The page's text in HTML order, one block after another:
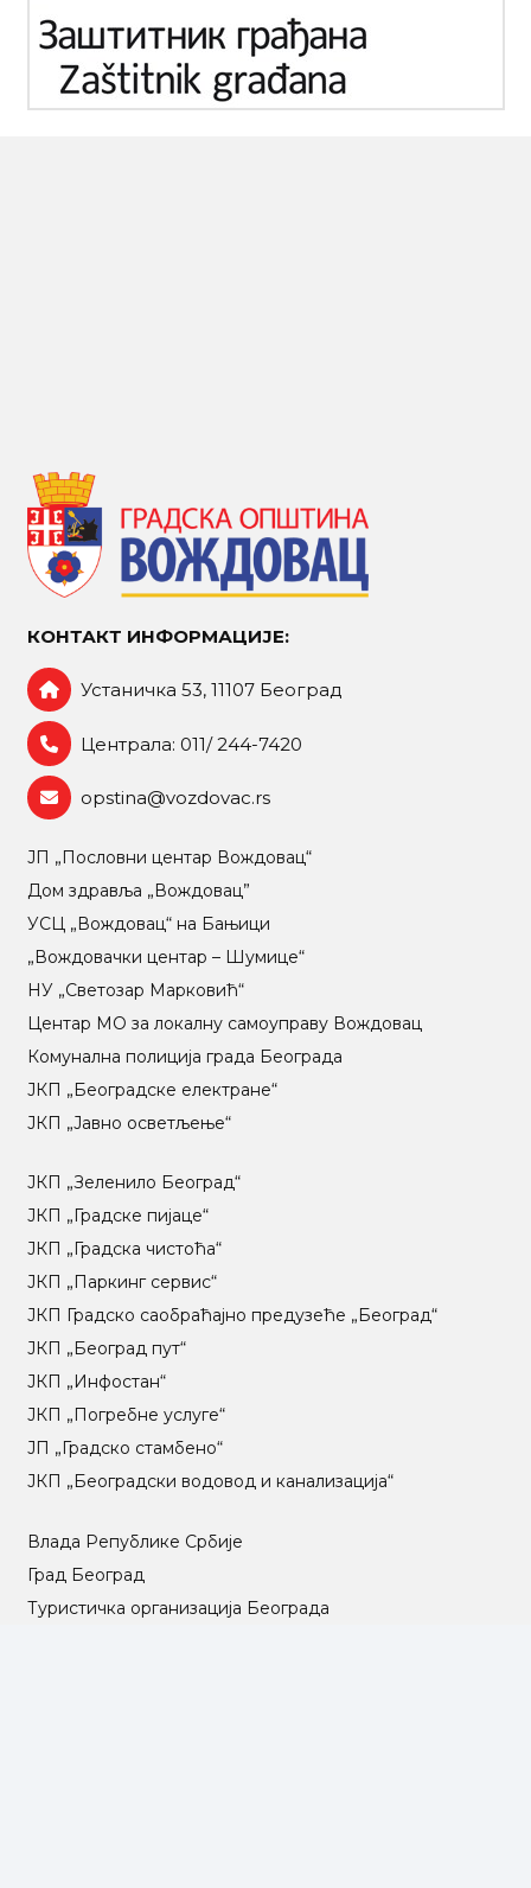
КОНТАКТ ИНФОРМАЦИЈЕ:
Устаничка 53, 11107 Београд
Централа: 011/ 244-7420
opstina@vozdovac.rs
ЈП „Пословни центар Вождовац“
Дом здравља „Вождовац”
УСЦ „Вождовац“ на Бањици
„Вождовачки центар – Шумице“
НУ „Светозар Марковић“
Центар МO за локалну самоуправу Вождовац
Комунална полиција града Београда
ЈКП „Београдске електране“
ЈКП „Јавно осветљење“
ЈКП „Зеленило Београд“
ЈКП „Градске пијаце“
ЈКП „Градска чистоћа“
ЈКП „Паркинг сервис“
ЈКП Градско саобраћајно предузеће „Београд“
ЈКП „Београд пут“
ЈКП „Инфостан“
ЈКП „Погребне услуге“
ЈП „Градско стамбено“
ЈКП „Београдски водовод и канализација“
Влада Републике Србије
Град Београд
Туристичка организација Београда